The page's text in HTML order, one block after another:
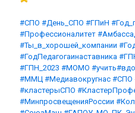
#СПО #День_СПО #ГПиН
#Профессионалитет
#Ты_в_хорошей_компании
#ГодПедагогаинаставника
#ГПН_2023 #МОМО #учить
#ММЦ #Медиавокругнас #СПО
#кластерыСПО
#МинпросвещенияРоссии